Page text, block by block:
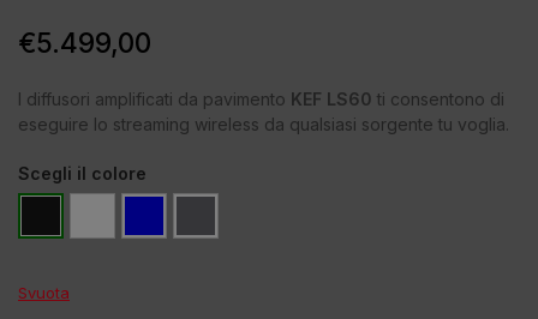
€5.499,00
I diffusori amplificati da pavimento KEF LS60 ti consentono di
eseguire lo streaming wireless da qualsiasi sorgente tu voglia.
Scegli il colore
Svuota